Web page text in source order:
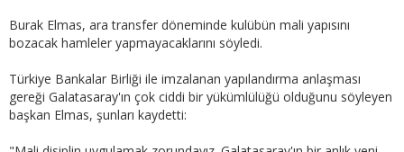
Burak Elmas, ara transfer döneminde kulübün mali yapısını
bozacak hamleler yapmayacaklarını söyledi.
Türkiye Bankalar Birliği ile imzalanan yapılandırma anlaşması
gereği Galatasaray'ın çok ciddi bir yükümlülüğü olduğunu söyleyen
başkan Elmas, şunları kaydetti: